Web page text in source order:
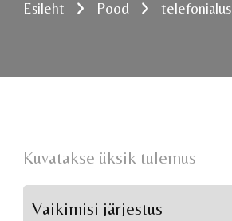
Esileht Pood telefonialus
Kuvatakse üksik tulemus